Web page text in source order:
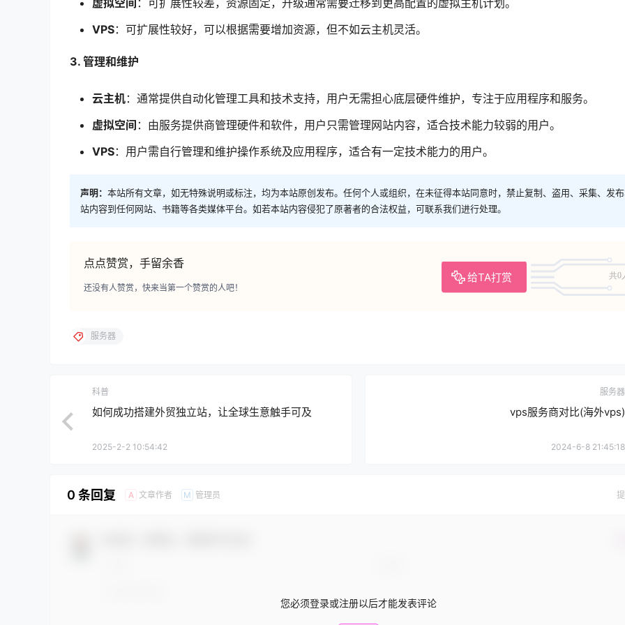
虚拟空间 ：可扩展性较差，资源固定，升级通常需要迁移到更高配置的虚拟主机计划。
VPS：可扩展性较好，可以根据需要增加资源，但不如云主机灵活。
3. 管理和维护
云主机：通常提供自动化管理工具和技术支持，用户无需担心底层硬件维护，专注于应用程序和服务。
虚拟空间 ：由服务提供商管理硬件和软件，用户只需管理网站内容，适合技术能力较弱的用户。
VPS：用户需自行管理和维护操作系统及应用程序，适合有一定技术能力的用户。
声明： 本站所有文章，如无特殊说明或标注，均为本站原创发布。任何个人或组织，在未征得本站同意时，禁止复制、盗用、采集、发
站内容到任何网站、书籍等各类媒体平台。如若本站内容侵犯了原著者的合法权益，可联系我们进行处理。
点点赞赏，手留余香
给TA打赏 共0
还没有人赞赏，快来当第一个赞赏的人吧！
服务器
科普
如何成功搭建外贸独立站，让全球生意触手可及
2025-2-2 10:54:42
服务器
vps服务商对比(海外vps)
2024-6-8 21:45:18
0 条回复 A 文章作者 M 管理员
您必须登录或注册以后才能发表评论